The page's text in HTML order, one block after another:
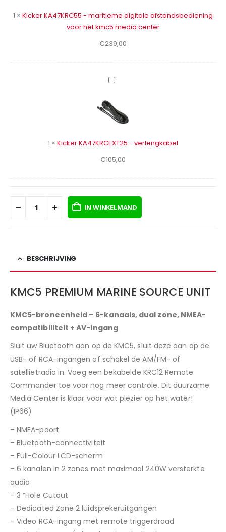
afstandsbediening
voor
kmc5
1 × Kicker KA47KRC55 - maritieme digitale afstandsbediening
voor het kmc5 media center
€239,00
Kicker
-
verlengkabel
1 × Kicker KA47KRCEXT25 - verlengkabel
€105,00
IN WINKELMAND
BESCHRIJVING
KMC5 PREMIUM MARINE SOURCE UNIT
KMC5-broneenheid – 6-kanaals, dual zone, NMEA-
compatibiliteit + AV-ingang
Sluit uw Bluetooth aan op de KMC5, sluit deze aan op de
USB- of RCA-ingangen of schakel de AM/FM- of
satellietradio in. Voeg een bekabelde KRC12 Remote
Commander toe voor nog meer controle. Dit duurzame
Media Center is klaar voor wat plezier op het water!
(IP66)
– NMEA-poort
– Bluetooth-connectiviteit
– Full-Colour LCD-scherm
– 6 kanalen in 2 zones met maximaal 240W versterkte
audio
– 3 “Hole Cutout
– Dedicated Zone 2 luidsprekeruitgangen
– Video RCA-ingang met remote triggerdraad